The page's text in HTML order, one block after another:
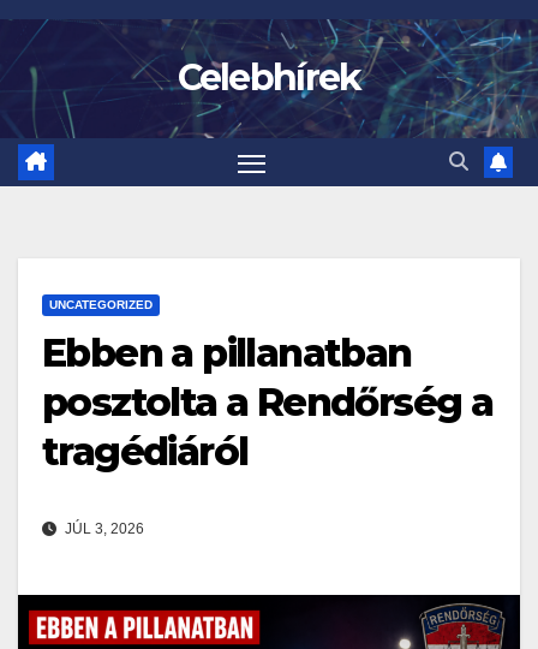
Skip
content
Celebhírek
UNCATEGORIZED
Ebben a pillanatban
posztolta a Rendőrség a
tragédiáról
JÚL 3, 2026